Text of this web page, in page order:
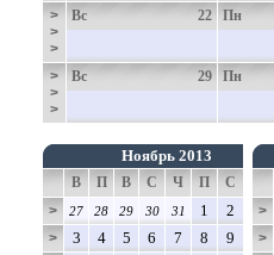
>
>
>
22
Вс Пн
>
>
>
29
Вс Пн
Ноябрь 2013
В П В С Ч П
С
>
27 28 29 30 31 1 2
> 3 4 5 6 7 8 9
>
>